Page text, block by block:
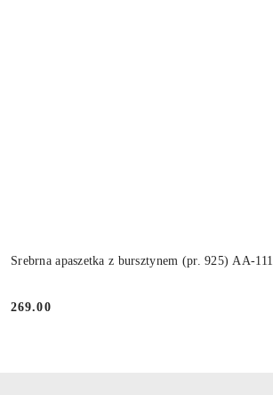
Srebrna apaszetka z bursztynem (pr. 925) AA-111
Cena:
269.00